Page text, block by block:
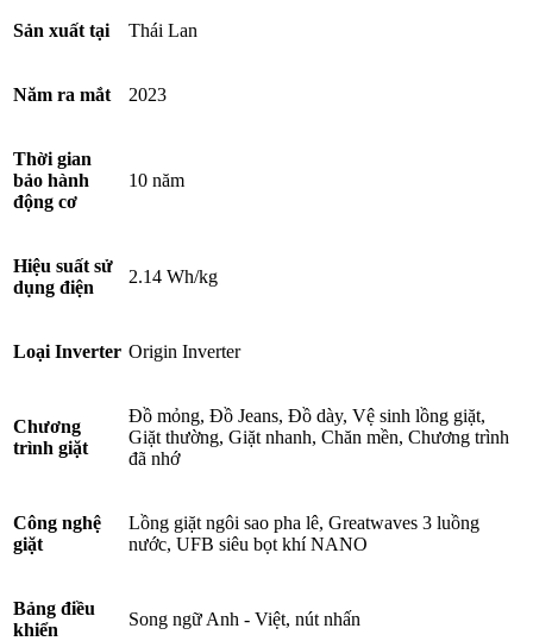
Sản xuất tại Thái Lan
Năm ra mắt 2023
Thời gian
bảo hành
động cơ
10 năm
Hiệu suất sử
dụng điện
2.14 Wh/kg
Loại Inverter Origin Inverter
Chương
trình giặt
Đồ mỏng, Đồ Jeans, Đồ dày, Vệ sinh lồng giặt,
Giặt thường, Giặt nhanh, Chăn mền, Chương trình
đã nhớ
Công nghệ
giặt
Lồng giặt ngôi sao pha lê, Greatwaves 3 luồng
nước, UFB siêu bọt khí NANO
Bảng điều
khiển
Song ngữ Anh - Việt, nút nhấn